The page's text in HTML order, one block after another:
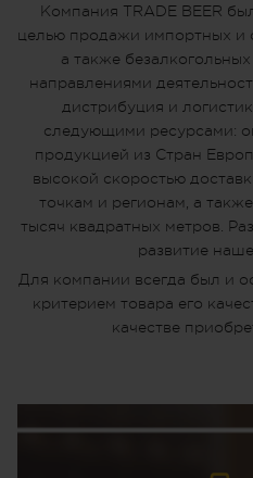
Компания TRADE BEER
целью продажи импортных и
а также
направлениями
дистрибуция и
следующими ресурсами:
продукцией из Стран
высокой скоростью
точкам и регионам, а
тысяч квадратных метров.
развитие
Для компании всегда был и
критерием товара его
качестве